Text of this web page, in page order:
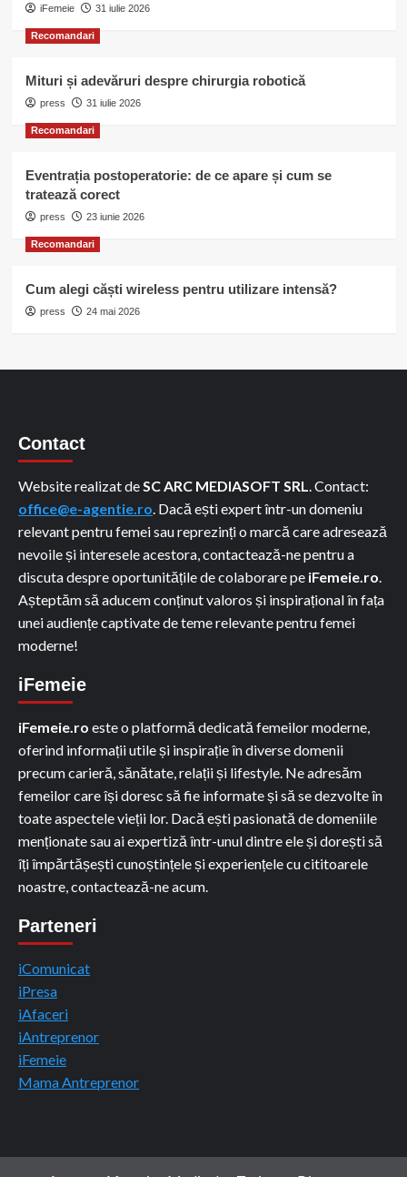
iFemeie 31 iulie 2026
Recomandari
Mituri și adevăruri despre chirurgia robotică
press 31 iulie 2026
Recomandari
Eventrația postoperatorie: de ce apare și cum se
tratează corect
press 23 iunie 2026
Recomandari
Cum alegi căști wireless pentru utilizare intensă?
press 24 mai 2026
Contact
Website realizat deSC ARC MEDIASOFT SRL. Contact:
office@e-agentie.ro. Dacă ești expert într-un domeniu
relevant pentru femei sau reprezinți o marcă care adresează
nevoile și interesele acestora, contactează-ne pentru a
discuta despre oportunitățile de colaborare pe iFemeie.ro.
Așteptăm să aducem conținut valoros și inspirațional în fața
unei audiențe captivate de teme relevante pentru femei
moderne!
iFemeie
iFemeie.ro este o platformă dedicată femeilor moderne,
oferind informații utile și inspirație în diverse domenii
precum carieră, sănătate, relații și lifestyle. Ne adresăm
femeilor care își doresc să fie informate și să se dezvolte în
toate aspectele vieții lor. Dacă ești pasionată de domeniile
menționate sau ai expertiză într-unul dintre ele și dorești să
îți împărtășești cunoștințele și experiențele cu cititoarele
noastre, contactează-ne acum.
Parteneri
iComunicat
iPresa
iAfaceri
iAntreprenor
iFemeie
Mama Antreprenor